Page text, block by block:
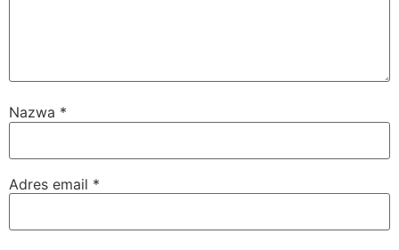
Nazwa *
Adres email *